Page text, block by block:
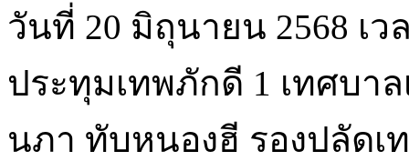
วันที่ 20 มิถุนายน 2568 เ
ประทุมเทพภักดี 1 เทศบา
นภา ทับหนองฮี รองปลัด